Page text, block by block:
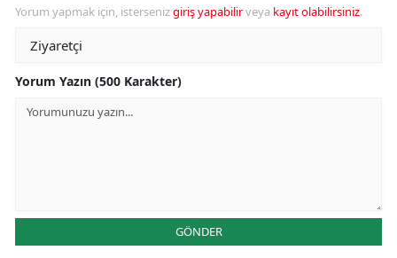
Yorum yapmak için, istersenizgiriş yapabilirveya kayıt olabilirsiniz.
Yorum Yazın (500 Karakter)
GÖNDER